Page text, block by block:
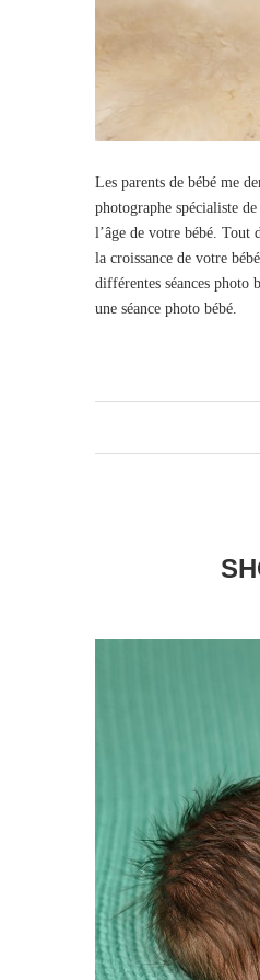
Les parents de bébé me
photographe spécialiste
l’âge de votre bébé. Tout
la croissance de votre
différentes séances photo
une séance photo bébé.